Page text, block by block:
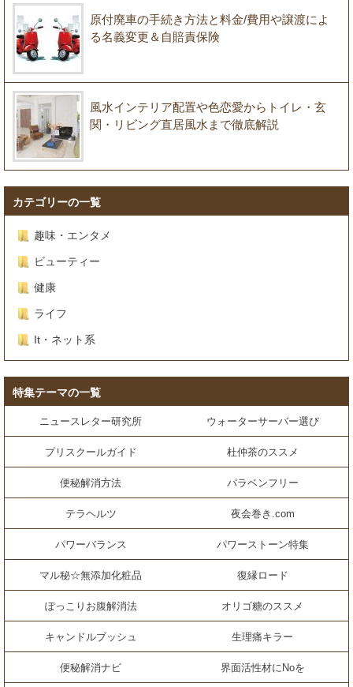
原付廃車の手続き方法と料金/費用や譲渡によ
る名義変更＆自賠責保険
風水インテリア配置や色恋愛からトイレ・玄
関・リビング直居風水まで徹底解説
カテゴリーの一覧
趣味・エンタメ
ビューティー
健康
ライフ
It・ネット系
特集テーマの一覧
ニュースレター研究所 ウォーターサーバー選び
プリスクールガイド 杜仲茶のススメ
便秘解消方法 パラベンフリー
テラヘルツ 夜会巻き.com
パワーバランス パワーストーン特集
マル秘☆無添加化粧品 復縁ロード
ぽっこりお腹解消法 オリゴ糖のススメ
キャンドルブッシュ 生理痛キラー
便秘解消ナビ 界面活性材にNoを